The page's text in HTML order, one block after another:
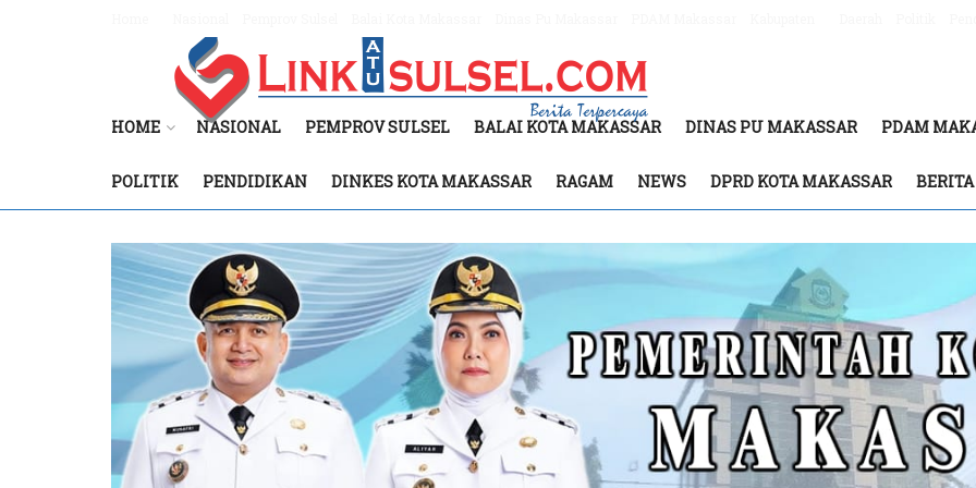
HOME NASIONAL PEMPROV SULSEL BALAI KOTA MAKASSAR DINAS PU MAKASSAR PDAM
POLITIK PENDIDIKAN DINKES KOTA MAKASSAR RAGAM NEWS DPRD KOTA MAKASSAR